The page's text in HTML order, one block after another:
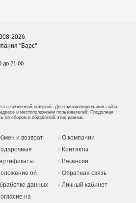
2026
"Барс"
до 21:00
публичной офертой. Для функционирования сайта
и местоположении пользователей. Продолжая
со сбором и обработкой этих данных.
и возврат
об
данных
на
О компании
Контакты
Вакансии
Обратная связь
Личный кабинет